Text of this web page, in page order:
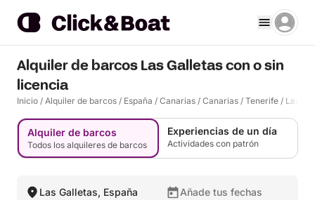
Alquiler de barcos Las Galletas con o sin
licencia
Inicio / Alquiler de barcos / España / Canarias / Canarias / Tenerife / Las
Alquiler de barcos
Todos los alquileres de barcos
Experiencias de un día
Actividades con patrón
Las Galletas, España Añade tus fechas